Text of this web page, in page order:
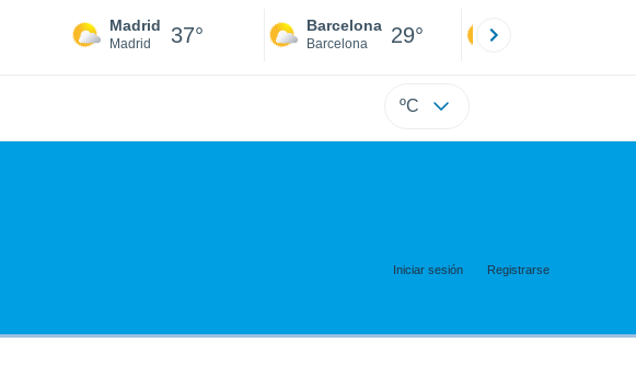
Madrid
Madrid 37° Barcelona
Barcelona 29°
ºC
Iniciar sesión Registrarse